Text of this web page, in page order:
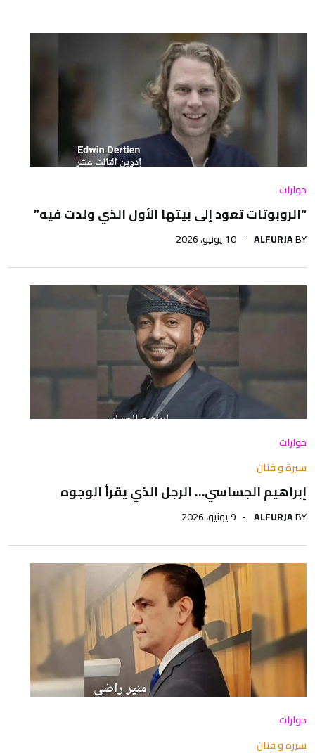
حوارات
“الروبوتات تعود إلى بيتها الأول الذي ولدت فيه”
BY
ALFURJA 10 يونيو، 2026
حوارات
سيرة و فنان
إبراهيم الجساسي… الرجل الذي يقرأ الوجوه
BY
ALFURJA 9 يونيو، 2026
حوارات
سيرة و فنان